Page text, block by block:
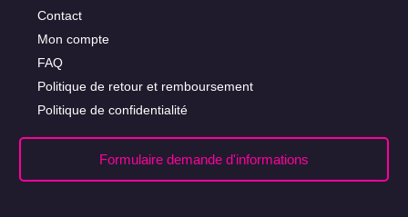
Contact
Mon compte
FAQ
Politique de retour et remboursement
Politique de confidentialité
Formulaire demande d'informations